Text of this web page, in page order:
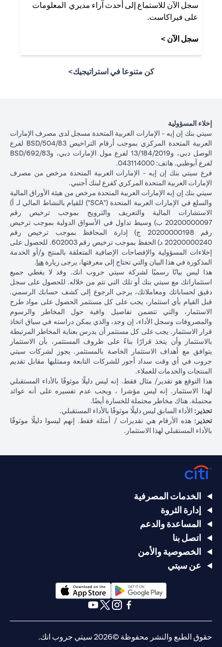
سجل الآن للاستماع إلى أحدث آراء مديري المعلومات
على فيراكاست.
سجل الآن >
كن متنوعا في استراتيجيك>
إخلاء المسؤولية
سيتي بنك إن إيه - الإمارات العربية المتحدة مسجل لدى مصرف الإمارات
العربية المتحدة المركزي بموجب أرقام التراخيص BSD/504/83 لفرع
الوصل دبي، و13/184/2019 لفرع مول الإمارات دبي، وBSD/692/83
لفرع أبوظبي. هاتف: 043114000.
فرع سيتي بنك إن إيه - الإمارات العربية المتحدة مرخص من مصرف
الإمارات العربية المتحدة المركزي كفرع لبنك أجنبي.
سيتي بنك إن إيه الإمارات العربية المتحدة مرخص من هيئة الأوراق المالية
والسلع في الإمارات العربية المتحدة ("SCA") للقيام بالنشاط المالي لـ أ)
الاستشارات المالية والتعريف والترويج بموجب ترخيص رقم
20200000097 ب) وسيط تداول في الأسواق الدولية بموجب ترخيص
رقم 20200000198 ج) إدارة المحافظ بموجب ترخيص رقم
20200000240 د) الحفظ بموجب ترخيص رقم 602003. للحصول على
إخلاءات المسؤولية والإفصاحات الإضافية المتعلقة بالمنتج و/أو الخدمة
المذكورة في هذا البيان والتي تحتاج إلى معرفتها، يرجى زيارة هنا.
هذا ليس بيانًا رسميًا لشركة سيتي جروب انك. وقد لا يغطي جميع
استثماراتك مع سيتي بنك أو تلك التي تتم من خلاله. للحصول على سجل
دقيق لحساباتك ومعاملاتك، يرجى الرجوع إلى كشف حسابك الرسمي.
قبل القيام بأي استثمار، يجب على كل مستثمر الحصول على مواد طرح
الاستثمار، والتي تتضمن تفاصيل وافية حول المخاطر والرسوم
والمصروفات وسجل الأداء، إن وجد، والذي يمكن دراسته في سياق اتخاذ
قرار الاستثمار. يجب على كل مستثمر أن يدرس بعناية المخاطر المرتبطة
بالاستثمار وأن يتخذ قرارًا بناءً على ظروف المستثمر، بأن الاستثمار
يتوافق مع أهداف الاستثمار الخاصة بالمستثمر. يجوز لشركات سيتي
جروب في أي وقت سداد أجور للشركات التابعة وممثليها مقابل تقديم
المنتجات والخدمات للعملاء.
هذا التوقع هو تقدير/ مثال فقط. إنه ليس دليلًا موثوقًا بالأداء المستقبلي
لهذا الاستثمار. إنه ليس مؤشرا ، ويجب عدم تفسيره على أنه عوائد
محتملة. هناك مخاطر محتملة للخسارة أيضًا.
تحذير: الأداء السابق ليس دليلًا موثوقًا بالأداء المستقبلي.
تحذير: هذه الأرقام هي تقديرات / أمثلة فقط. إنهم ليسوا دليلًا موثوقًا
بالأداء المستقبلي لهذا الاستثمار.
الخدمات المصرفية
إدارة الثروة
المساعدة والدعم
اتصل بنا
الخصوصية والأمن
عن سيتي
(opens in a new tab)
حقوق الطبع والنشر محفوظة ©2026 سيتي جروب انك.